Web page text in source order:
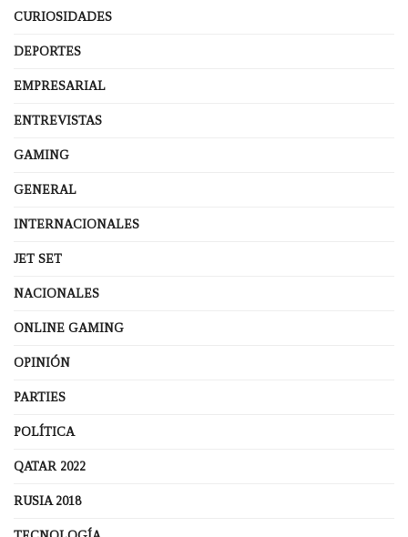
CURIOSIDADES
DEPORTES
EMPRESARIAL
ENTREVISTAS
GAMING
GENERAL
INTERNACIONALES
JET SET
NACIONALES
ONLINE GAMING
OPINIÓN
PARTIES
POLÍTICA
QATAR 2022
RUSIA 2018